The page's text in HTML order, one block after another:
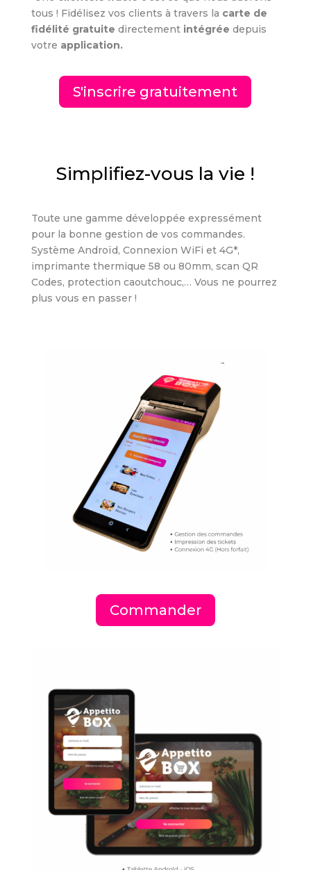
tous ! Fidélisez vos clients à travers la carte de
fidélité gratuite directement intégrée depuis
votre application.
S'inscrire gratuitement
Simplifiez-vous la vie !
Toute une gamme développée expressément
pour la bonne gestion de vos commandes.
Système Androïd, Connexion WiFi et 4G*,
imprimante thermique 58 ou 80mm, scan QR
Codes, protection caoutchouc,… Vous ne pourrez
plus vous en passer !
Commander